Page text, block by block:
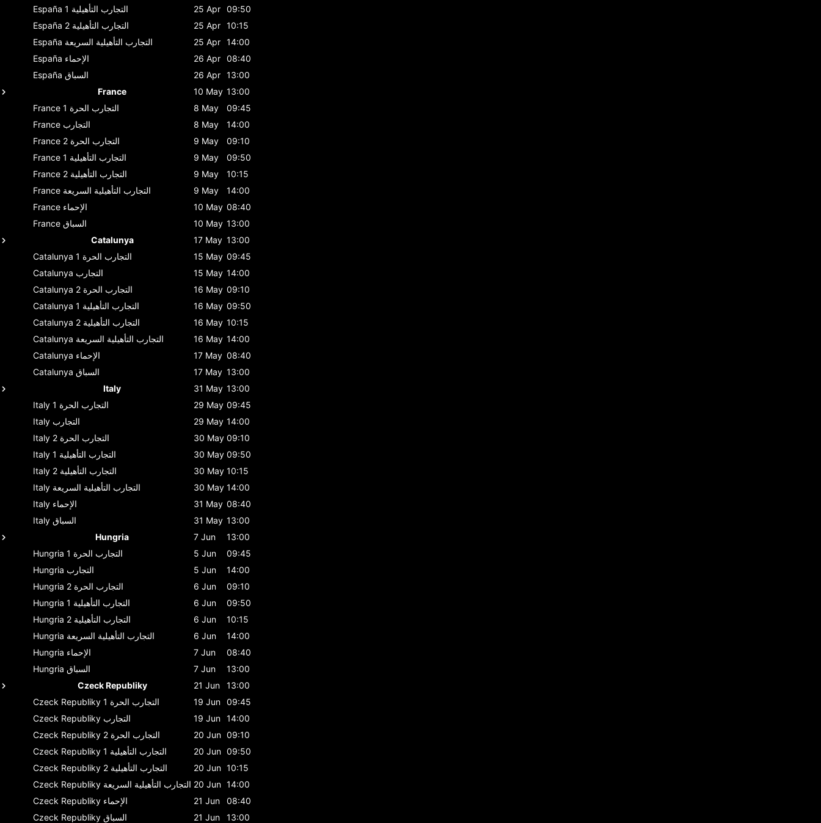
España
التجارب التأهيلية 1 25 Apr 09:50
España
التجارب التأهيلية 2 25 Apr 10:15
España التجارب التأهيلية السريعة 25 Apr 14:00
España الإحماء 26 Apr 08:40
España السباق 26 Apr 13:00
France
10 May 13:00
France
التجارب الحرة 1 8 May
09:45
France التجارب 8 May
14:00
France
التجارب الحرة 2 9 May
09:10
France
التجارب التأهيلية 1 9 May
09:50
France
التجارب التأهيلية 2 9 May
10:15
France التجارب التأهيلية السريعة 9 May
14:00
France الإحماء 10 May 08:40
France السباق 10 May 13:00
Catalunya
17 May 13:00
Catalunya
التجارب الحرة 1 15 May 09:45
Catalunya التجارب 15 May 14:00
Catalunya
التجارب الحرة 2 16 May 09:10
Catalunya
التجارب التأهيلية 1 16 May 09:50
Catalunya
التجارب التأهيلية 2 16 May 10:15
Catalunya التجارب التأهيلية السريعة 16 May 14:00
Catalunya الإحماء 17 May 08:40
Catalunya السباق 17 May 13:00
Italy
31 May 13:00
Italy
التجارب الحرة 1 29 May 09:45
Italy التجارب 29 May 14:00
Italy
التجارب الحرة 2 30 May 09:10
Italy
التجارب التأهيلية 1 30 May 09:50
Italy
التجارب التأهيلية 2 30 May 10:15
Italy التجارب التأهيلية السريعة 30 May 14:00
Italy الإحماء 31 May 08:40
Italy السباق 31 May 13:00
Hungria
7 Jun
13:00
Hungria
التجارب الحرة 1 5 Jun
09:45
Hungria التجارب 5 Jun
14:00
Hungria
التجارب الحرة 2 6 Jun
09:10
Hungria
التجارب التأهيلية 1 6 Jun
09:50
Hungria
التجارب التأهيلية 2 6 Jun
10:15
Hungria التجارب التأهيلية السريعة 6 Jun
14:00
Hungria الإحماء 7 Jun
08:40
Hungria السباق 7 Jun
13:00
Czeck Republiky
21 Jun
13:00
Czeck Republiky
التجارب الحرة 1 19 Jun 09:45
Czeck Republiky التجارب 19 Jun 14:00
Czeck Republiky
التجارب الحرة 2 20 Jun 09:10
Czeck Republiky
التجارب التأهيلية 1 20 Jun 09:50
Czeck Republiky
التجارب التأهيلية 2 20 Jun 10:15
Czeck Republiky التجارب التأهيلية السريعة 20 Jun 14:00
Czeck Republiky الإحماء 21 Jun
08:40
Czeck Republiky السباق 21 Jun
13:00